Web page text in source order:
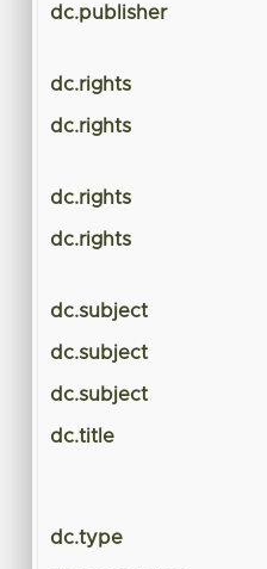
dc.publisher
dc.rights
dc.rights
dc.rights
dc.rights
dc.subject
dc.subject
dc.subject
dc.title
dc.type